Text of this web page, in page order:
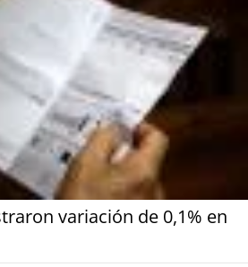
variación de 0,1% en